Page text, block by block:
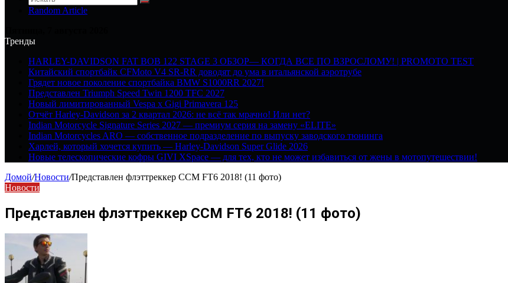
Random Article
Тренды
HARLEY-DAVIDSON FAT BOB 122 STAGE 3 ОБЗОР— КОГДА ВСЕ ПО ВЗРОСЛОМУ! | PROMOTO TEST
Китайский спортбайк CFMoto V4 SR-RR доводят до ума в итальянской аэротрубе
Грядет новое поколение спортбайка BMW S1000RR 2027!
Представлен Triumph Speed Twin 1200 TFC 2027
Новый лимитированный Vespa x Gigi Primavera 125
Отчёт Harley-Davidson за 2 квартал 2026: не всё так мрачно! Или нет?
Indian Motorcycle Signature Series 2027 — премиум серия на замену «ELITE»
Indian Motorcycles ARO — собственное подразделение по выпуску заводского тюнинга
Харлей, который хочется купить — Harley-Davidson Super Glide 2026
Новые телескопические кофры GIVI XSpace — для тех, кто не может избавиться от жены в мотопутешествии!
Домой/Новости/Представлен флэттреккер CCM FT6 2018! (11 фото)
Новости
Представлен флэттреккер CCM FT6 2018! (11 фото)